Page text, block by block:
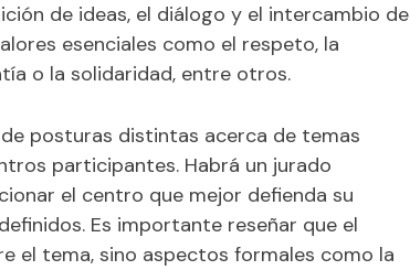
de ideas, el diálogo y el intercambio de
esenciales como el respeto, la
o la solidaridad, entre otros.
posturas distintas acerca de temas
participantes. Habrá un jurado
el centro que mejor defienda su
Es importante reseñar que el
el tema, sino aspectos formales como la